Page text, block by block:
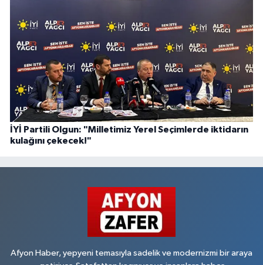
İYİ Partili Olgun: "Milletimiz Yerel Seçimlerde iktidarın
kulağını çekecek!"
Afyon Haber, yepyeni temasıyla sadelik ve modernizmi bir araya